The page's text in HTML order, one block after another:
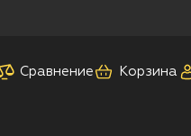
Сравнение Корзина